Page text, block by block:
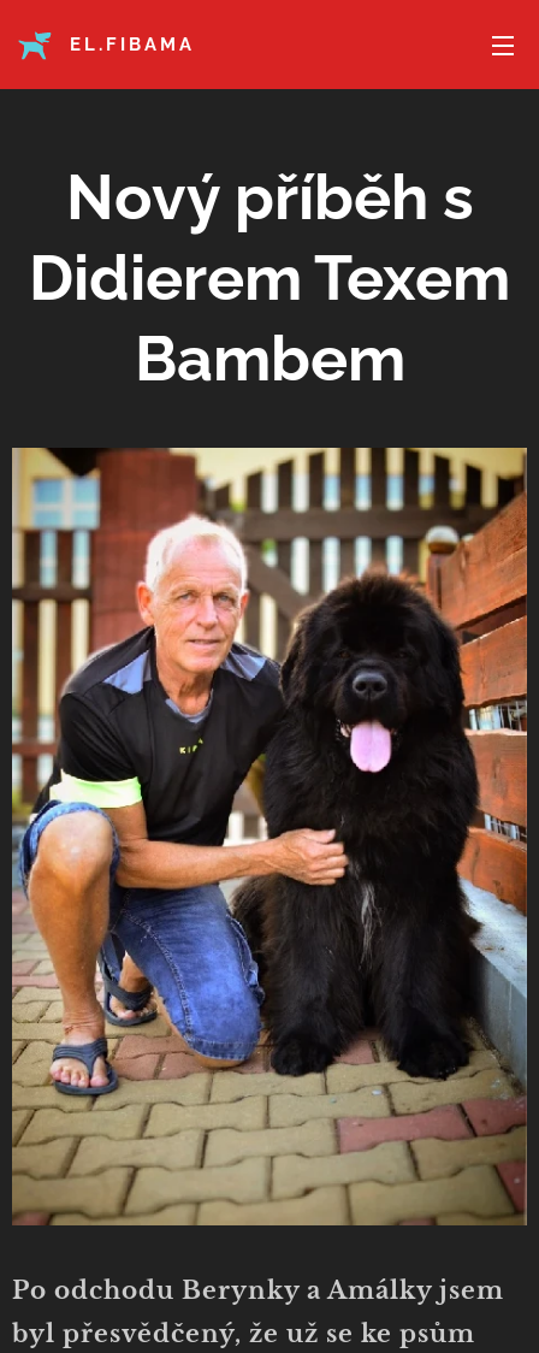
EL.FIBAMA
Nový příběh s
Didierem Texem
Bambem
Po odchodu Berynky a Amálky jsem
byl přesvědčený, že už se ke psům